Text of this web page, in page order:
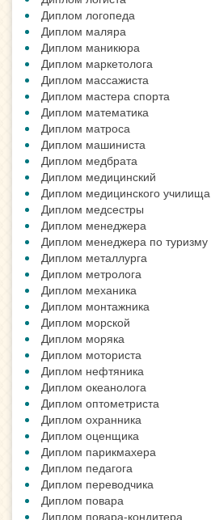
Диплом логопеда
Диплом маляра
Диплом маникюра
Диплом маркетолога
Диплом массажиста
Диплом мастера спорта
Диплом математика
Диплом матроса
Диплом машиниста
Диплом медбрата
Диплом медицинский
Диплом медицинского училища
Диплом медсестры
Диплом менеджера
Диплом менеджера по туризму
Диплом металлурга
Диплом метролога
Диплом механика
Диплом монтажника
Диплом морской
Диплом моряка
Диплом моториста
Диплом нефтяника
Диплом океанолога
Диплом оптометриста
Диплом охранника
Диплом оценщика
Диплом парикмахера
Диплом педагога
Диплом переводчика
Диплом повара
Диплом повара-кондитера